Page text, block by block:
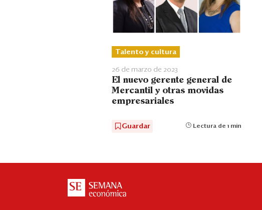
Talento y cultura
26 de marzo de 2023
El nuevo gerente general de
Mercantil y otras movidas
empresariales
Guardar Lectura de 1 min